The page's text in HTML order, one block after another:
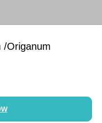
Origanum